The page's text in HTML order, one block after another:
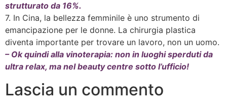
strutturato da 16%.
7. In Cina, la bellezza femminile è uno strumento di
emancipazione per le donne. La chirurgia plastica
diventa importante per trovare un lavoro, non un uomo.
– Ok quindi alla vinoterapia: non in luoghi sperduti da
ultra relax, ma nel beauty centre sotto l’ufficio!
Lascia un commento